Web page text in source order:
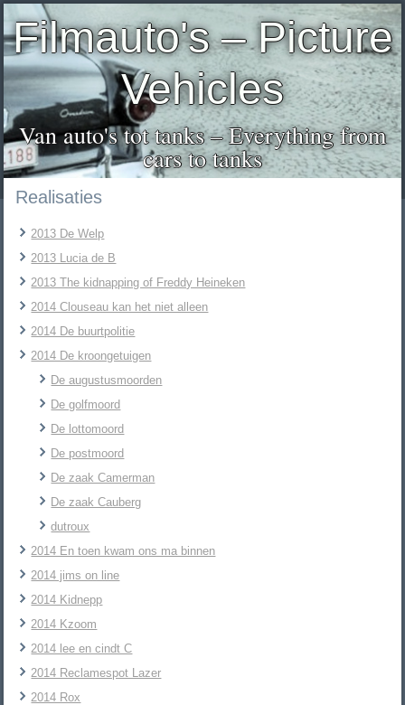
Filmauto's – Picture
Vehicles
Van auto's tot tanks – Everything from
cars to tanks
Realisaties
2013 De Welp
2013 Lucia de B
2013 The kidnapping of Freddy Heineken
2014 Clouseau kan het niet alleen
2014 De buurtpolitie
2014 De kroongetuigen
De augustusmoorden
De golfmoord
De lottomoord
De postmoord
De zaak Camerman
De zaak Cauberg
dutroux
2014 En toen kwam ons ma binnen
2014 jims on line
2014 Kidnepp
2014 Kzoom
2014 lee en cindt C
2014 Reclamespot Lazer
2014 Rox